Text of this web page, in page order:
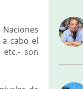
Naciones
cabo el
etc.- son